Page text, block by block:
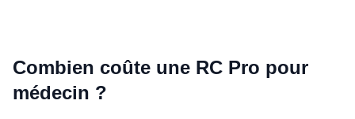
Combien coûte une RC Pro pour
médecin ?